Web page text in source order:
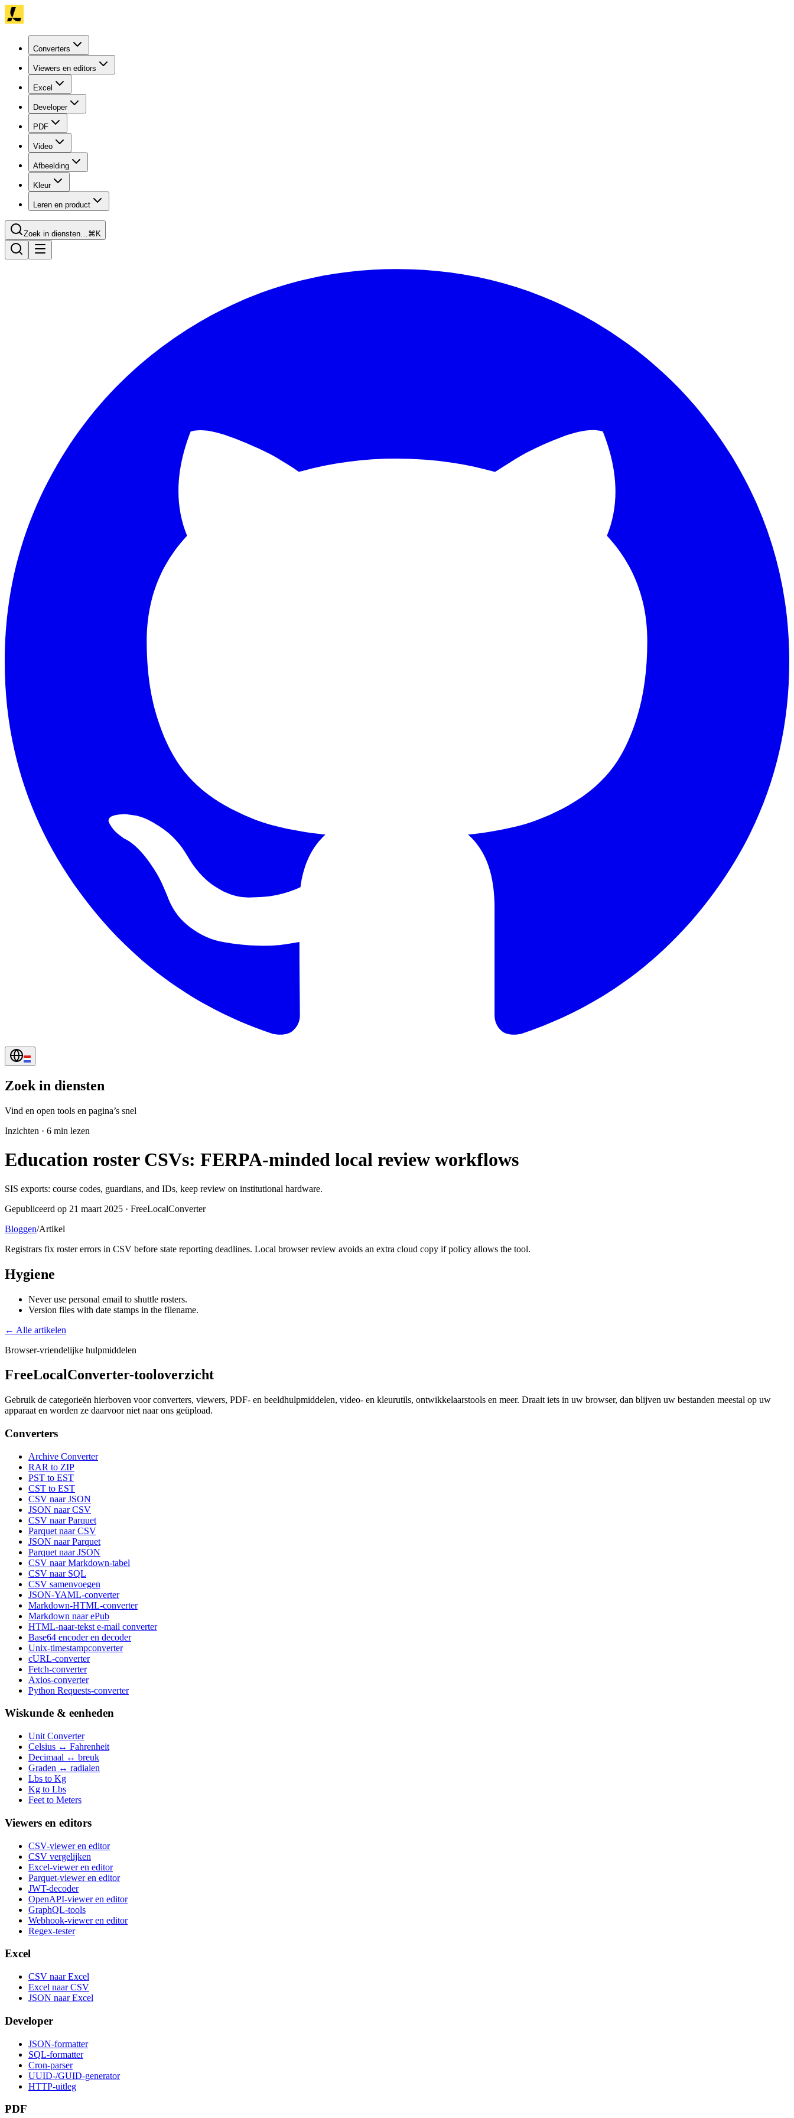
Converters
Viewers en editors
Excel
Developer
PDF
Video
Afbeelding
Kleur
Leren en product
Zoek in diensten…⌘K
Zoek in diensten
Vind en open tools en pagina’s snel
Inzichten · 6 min lezen
Education roster CSVs: FERPA-minded local review workflows
SIS exports: course codes, guardians, and IDs, keep review on institutional hardware.
Gepubliceerd op 21 maart 2025 · FreeLocalConverter
Bloggen/Artikel
Registrars fix roster errors in CSV before state reporting deadlines. Local browser review avoids an extra cloud copy if policy allows the tool.
Hygiene
Never use personal email to shuttle rosters.
Version files with date stamps in the filename.
← Alle artikelen
Browser-vriendelijke hulpmiddelen
FreeLocalConverter-tooloverzicht
Gebruik de categorieën hierboven voor converters, viewers, PDF- en beeldhulpmiddelen, video- en kleurutils, ontwikkelaarstools en meer. Draait iets in uw browser, dan blijven uw bestanden meestal op uw
apparaat en worden ze daarvoor niet naar ons geüpload.
Converters
Archive Converter
RAR to ZIP
PST to EST
CST to EST
CSV naar JSON
JSON naar CSV
CSV naar Parquet
Parquet naar CSV
JSON naar Parquet
Parquet naar JSON
CSV naar Markdown-tabel
CSV naar SQL
CSV samenvoegen
JSON-YAML-converter
Markdown-HTML-converter
Markdown naar ePub
HTML-naar-tekst e-mail converter
Base64 encoder en decoder
Unix-timestampconverter
cURL-converter
Fetch-converter
Axios-converter
Python Requests-converter
Wiskunde & eenheden
Unit Converter
Celsius ↔ Fahrenheit
Decimaal ↔ breuk
Graden ↔ radialen
Lbs to Kg
Kg to Lbs
Feet to Meters
Viewers en editors
CSV-viewer en editor
CSV vergelijken
Excel-viewer en editor
Parquet-viewer en editor
JWT-decoder
OpenAPI-viewer en editor
GraphQL-tools
Webhook-viewer en editor
Regex-tester
Excel
CSV naar Excel
Excel naar CSV
JSON naar Excel
Developer
JSON-formatter
SQL-formatter
Cron-parser
UUID-/GUID-generator
HTTP-uitleg
PDF